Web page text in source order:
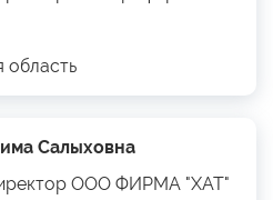
область
Салыховна
ООО ФИРМА "ХАТ"